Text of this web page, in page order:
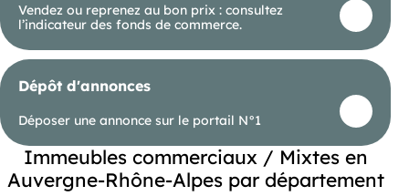
est exposé sont disponibles sur le site Géorisques :
georisques. gouv. fr.
(RSAC N°439 436 197 - Greffe de CUSSET)
Vendez ou reprenez au bon prix : consultez
l’indicateur des fonds de commerce.
Dépôt d'annonces
Déposer une annonce sur le portail N°1
Immeubles commerciaux / Mixtes en
Auvergne-Rhône-Alpes par département